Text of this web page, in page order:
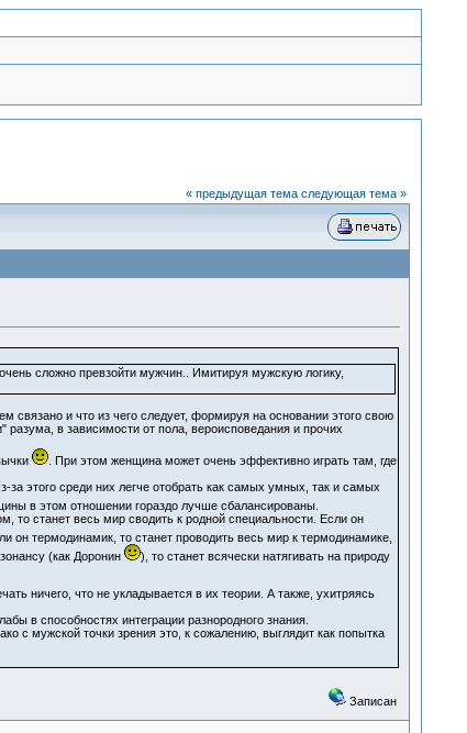
« предыдущая тема следующая тема »
сложно превзойти мужчин.. Имитируя мужскую логику,
связано и что из чего следует, формируя на основании этого свою
в зависимости от пола, вероисповедания и прочих
. При этом женщина может очень эффективно играть там, где
этого среди них легче отобрать как самых умных, так и самых
в этом отношении гораздо лучше сбалансированы.
станет весь мир сводить к родной специальности. Если он
он термодинамик, то станет проводить весь мир к термодинамике,
(как Доронин
), то станет всячески натягивать на природу
ничего, что не укладывается в их теории. А также, ухитряясь
в способностях интеграции разнородного знания.
мужской точки зрения это, к сожалению, выглядит как попытка
Записан